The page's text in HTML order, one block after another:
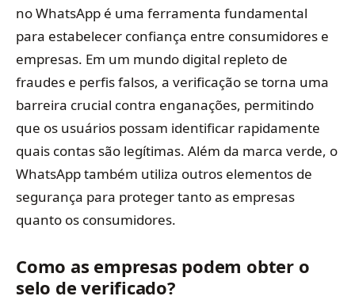
no WhatsApp é uma ferramenta fundamental
para estabelecer confiança entre consumidores e
empresas. Em um mundo digital repleto de
fraudes e perfis falsos, a verificação se torna uma
barreira crucial contra enganações, permitindo
que os usuários possam identificar rapidamente
quais contas são legítimas. Além da marca verde, o
WhatsApp também utiliza outros elementos de
segurança para proteger tanto as empresas
quanto os consumidores.
Como as empresas podem obter o
selo de verificado?